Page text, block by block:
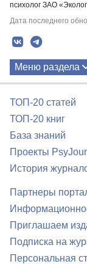
психолог ЗАО
Дата последнего
Меню раздела
ТОП-20 статей
ТОП-20 книг
База знаний
Проекты
История
Партнеры
Приглашаем
Подписка на
Персональная